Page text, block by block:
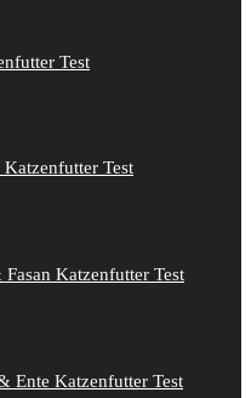
Test
Katzenfutter Test
Katzenfutter Test
Ente Katzenfutter Test